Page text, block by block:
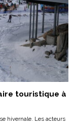
touristique à
hivernale. Les acteurs